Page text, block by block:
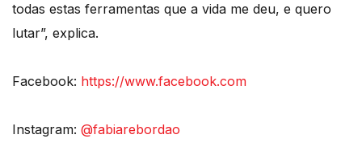
todas estas ferramentas que a vida me deu, e quero
lutar”, explica.
Facebook: https://www.facebook.com
Instagram: @fabiarebordao